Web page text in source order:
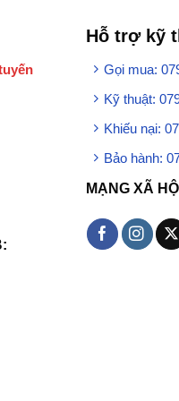
Hỗ trợ kỹ
Gọi mua:
Kỹ thuật:
Khiếu nại:
Bảo hành:
MẠNG XÃ